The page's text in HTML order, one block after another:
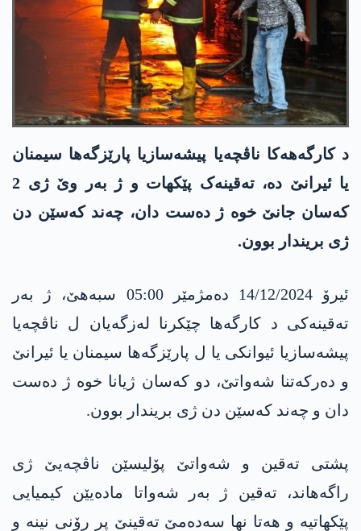
د کارگەھەکا ناڤچەیا پیشەسازیا پارێزگەھا سیمنان
یا ئیرانێ دە، تەقینەک پێکھات و ژ بەر وێ ژی 2
کەسان جانێ خوە ژ دەست دان، چەند کەسێن دن
ژی بریندار بوون.
ئیرۆ 14/12/2024 دەمژمێر 05:00 سبەھێ، ژ بەر
تەقینەکی د کارگەھا چێکرنا لەزگەیان ل ناڤچەیا
پیشەسازیا ئیوانکی یا ل پارێزگەھا سیمنان یا ئیرانێ
و دەرکەتنا شەواتێ، دو کەسان ژیانا خوە ژ دەست
دان و چەند کەسێن دن ژی بریندار بوون.
پشتی تەقین و شەواتێ پۆلیسێن ناڤچەیێ ژی
راگەھاند، تەقین ژ بەر شەواتا مادەیێن کیمیایی
پێکھاتیە و ھەتا نھا سەدەمێ تەقینێ پر رۆنی نینە و